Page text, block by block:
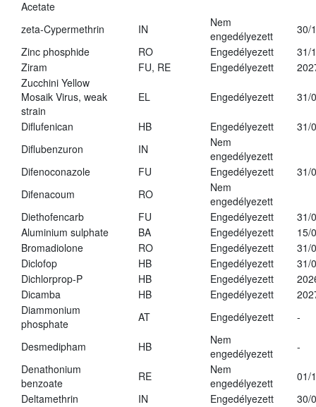
Acetate
zeta-Cypermethrin IN
Nem
engedélyezett
30/
Zinc phosphide
RO Engedélyezett
31/
Ziram
FU, RE Engedélyezett
Zucchini Yellow
Mosaik Virus, weak
strain
EL Engedélyezett 31/
Diflufenican HB Engedélyezett
31/
Diflubenzuron
IN
Nem
engedélyezett
Difenoconazole
FU Engedélyezett
31/
Difenacoum
RO
Nem
engedélyezett
Diethofencarb
FU Engedélyezett
31/
Aluminium sulphate
BA Engedélyezett
15/
Bromadiolone
RO Engedélyezett
31/
Diclofop
HB Engedélyezett
31/
Dichlorprop-P
HB Engedélyezett
Dicamba
HB Engedélyezett
Diammonium
phosphate
AT Engedélyezett -
Desmedipham HB
Nem
engedélyezett
-
Denathonium
benzoate
RE
Nem
engedélyezett
01/
Deltamethrin
IN Engedélyezett 30/